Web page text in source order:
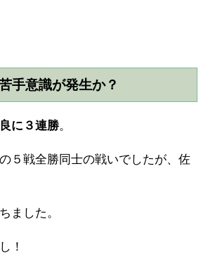
手意識が発生か？
に３連勝。
５戦全勝同士の戦いでしたが、佐
ました。
！